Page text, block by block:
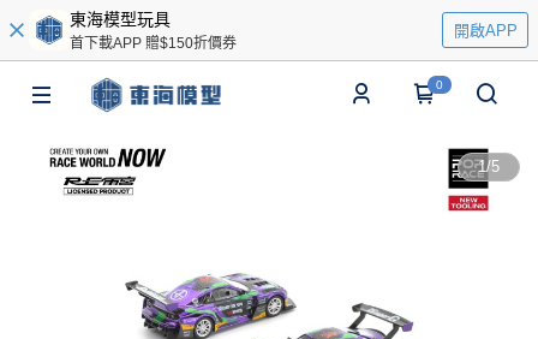
東海模型玩具
首下載APP 贈$150折價券
開啟APP
0
1/5